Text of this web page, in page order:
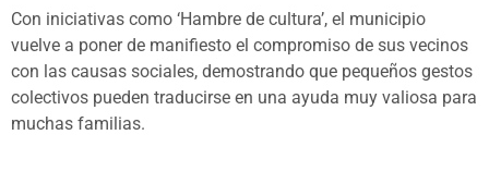
Con iniciativas como ‘Hambre de cultura’, el municipio
vuelve a poner de manifiesto el compromiso de sus vecinos
con las causas sociales, demostrando que pequeños gestos
colectivos pueden traducirse en una ayuda muy valiosa para
muchas familias.